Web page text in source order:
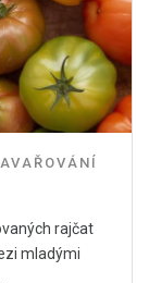
rajčat
mladými